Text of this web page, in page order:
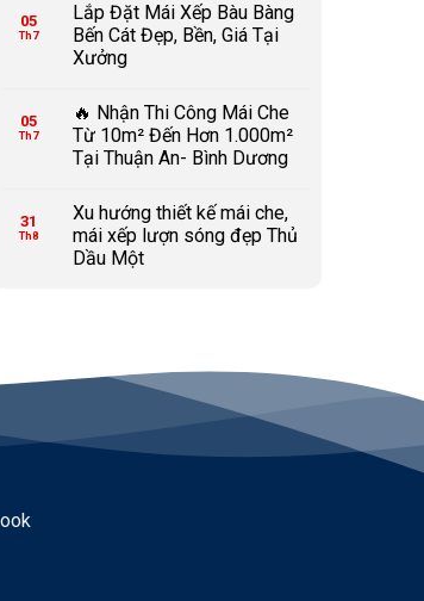
05
Th7
Lắp Đặt Mái Xếp Bàu Bàng
Bến Cát Đẹp, Bền, Giá Tại
Xưởng
05
Th7
🔥 Nhận Thi Công Mái Che
Từ 10m² Đến Hơn 1.000m²
Tại Thuận An- Bình Dương
31
Th8
Xu hướng thiết kế mái che,
mái xếp lượn sóng đẹp Thủ
Dầu Một